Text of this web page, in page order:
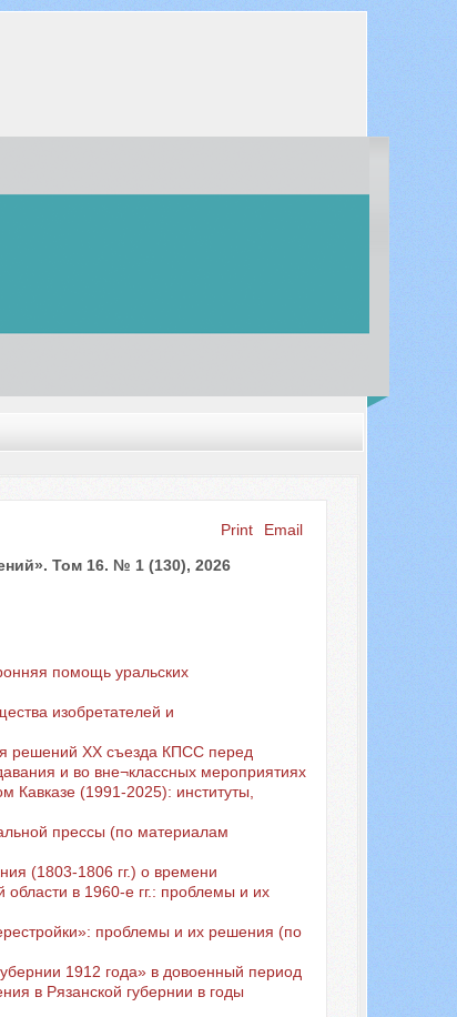
Search ...
Print
Email
Том 16. № 1 (130), 2026
помощь уральских
изобретателей и
решений XX съезда КПСС перед
и во вне¬классных мероприятиях
Кавказе (1991-2025): институты,
прессы (по материалам
(1803-1806 гг.) о времени
в 1960-е гг.: проблемы и их
проблемы и их решения (по
1912 года» в довоенный период
в Рязанской губернии в годы